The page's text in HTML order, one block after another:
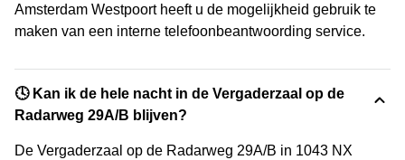
Amsterdam Westpoort heeft u de mogelijkheid gebruik te
maken van een interne telefoonbeantwoording service.
🕓 Kan ik de hele nacht in de Vergaderzaal op de
Radarweg 29A/B blijven?
De Vergaderzaal op de Radarweg 29A/B in 1043 NX